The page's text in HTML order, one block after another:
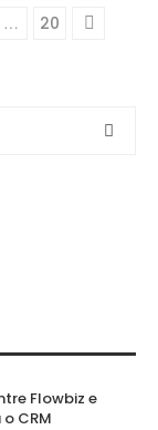
… 20
Flowbiz e
CRM